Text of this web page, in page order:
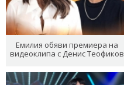
Емилия обяви премиера на
видеоклипа с Денис Теофиков